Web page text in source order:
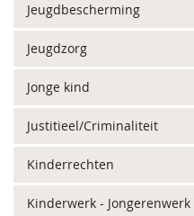
Jeugdbescherming
Jeugdzorg
Jonge kind
Justitieel/Criminaliteit
Kinderrechten
Kinderwerk - Jongerenwerk